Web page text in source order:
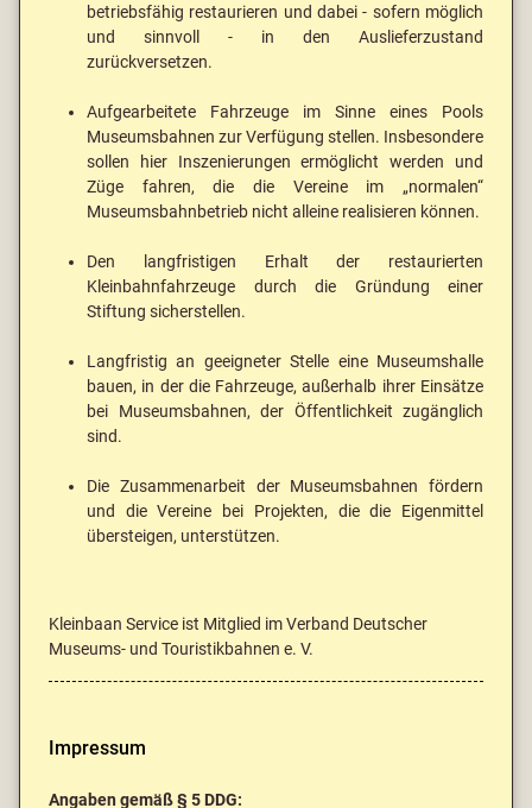
betriebsfähig restaurieren und dabei - sofern möglich
und sinnvoll - in den Auslieferzustand
zurückversetzen.
Aufgearbeitete Fahrzeuge im Sinne eines Pools
Museumsbahnen zur Verfügung stellen. Insbesondere
sollen hier Inszenierungen ermöglicht werden und
Züge fahren, die die Vereine im „normalen“
Museumsbahnbetrieb nicht alleine realisieren können.
Den langfristigen Erhalt der restaurierten
Kleinbahnfahrzeuge durch die Gründung einer
Stiftung sicherstellen.
Langfristig an geeigneter Stelle eine Museumshalle
bauen, in der die Fahrzeuge, außerhalb ihrer Einsätze
bei Museumsbahnen, der Öffentlichkeit zugänglich
sind.
Die Zusammenarbeit der Museumsbahnen fördern
und die Vereine bei Projekten, die die Eigenmittel
übersteigen, unterstützen.
Kleinbaan Service ist Mitglied im Verband Deutscher
Museums- und Touristikbahnen e. V.
Impressum
Angaben gemäß § 5 DDG: